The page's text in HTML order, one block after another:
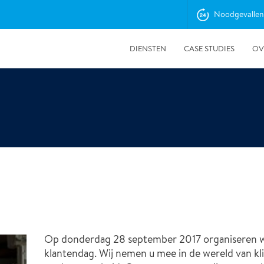
DIENSTEN CASE STUDIES
Ted Houwen gestart als Projectmanager bij Polygon
Op donderdag 28 september 2017 organiseren
klantendag. Wij nemen u mee in de wereld van